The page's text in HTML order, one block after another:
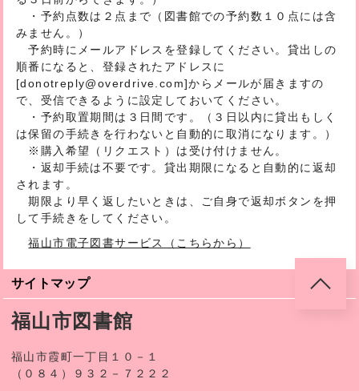
・予約点数は２点まで（図書館での予約数１０点には含
みません。）
予約時にメールアドレスを登録してください。貸出しの
順番になると、登録されたアドレスに
[donotreply@overdrive.com]からメールが届きますの
で、受信できるように設定しておいてください。
・予約取置期間は３日間です。（３日以内に貸出もしく
は保留の手続きを行わないと自動的に取消になります。）
※購入希望（リクエスト）は受け付けません。
・返却手続は不要です。貸出期限になると自動的に返却
されます。
期限より早く返したいときは、ご自身で返却ボタンを押
して手続きをしてください。
福山市電子図書サービス（こちらから）
サイトマップ
福山市図書館
福山市霞町一丁目１０－１
（０８４）９３２－７２２２